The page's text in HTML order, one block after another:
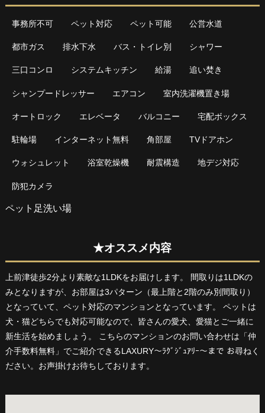
事務所不可 ペット対応 ペット可能 公営水道
都市ガス 排水下水 バス・トイレ別 シャワー
三口コンロ システムキッチン 給湯 追い焚き
シャンプードレッサー エアコン 室内洗濯機置き場
オートロック エレベータ バルコニー 宅配ボックス
駐輪場 インターネット無料 角部屋 TVドアホン
ウォシュレット 浴室乾燥機 耐震構造 地デジ対応
防犯カメラ
ペット足洗い場
★オススメ内容
上前津徒歩2分より素敵な1LDKをお届けします。 間取りは1LDKの
みとなりますが、お部屋は3パターン（最上階と2階のみ別間取り）
となっていて、ペット対応のマンションとなっています。 ペットは
犬・猫どちらでも対応可能なので、皆さんの愛犬、愛猫とご一緒に
新生活を始めましょう。 こちらのマンションのお問い合わせは「仲
介手数料無料」でご紹介できるLAXURY〜ﾗｸﾞｼﾞｭｱﾘｰ〜まで お尋ねく
ださい。お声掛けお待ちしております。